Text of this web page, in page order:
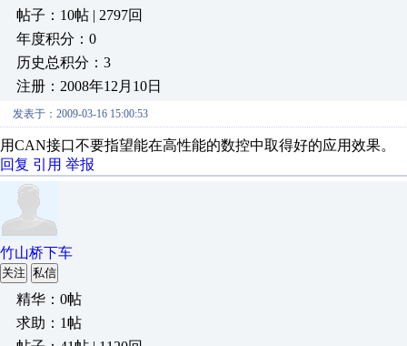
帖子：10帖 | 2797回
年度积分：0
历史总积分：3
注册：2008年12月10日
发表于：2009-03-16 15:00:53
用CAN接口不要指望能在高性能的数控中取得好的应用效果。
回复 引用 举报
竹山桥下车
关注 私信
精华：0帖
求助：1帖